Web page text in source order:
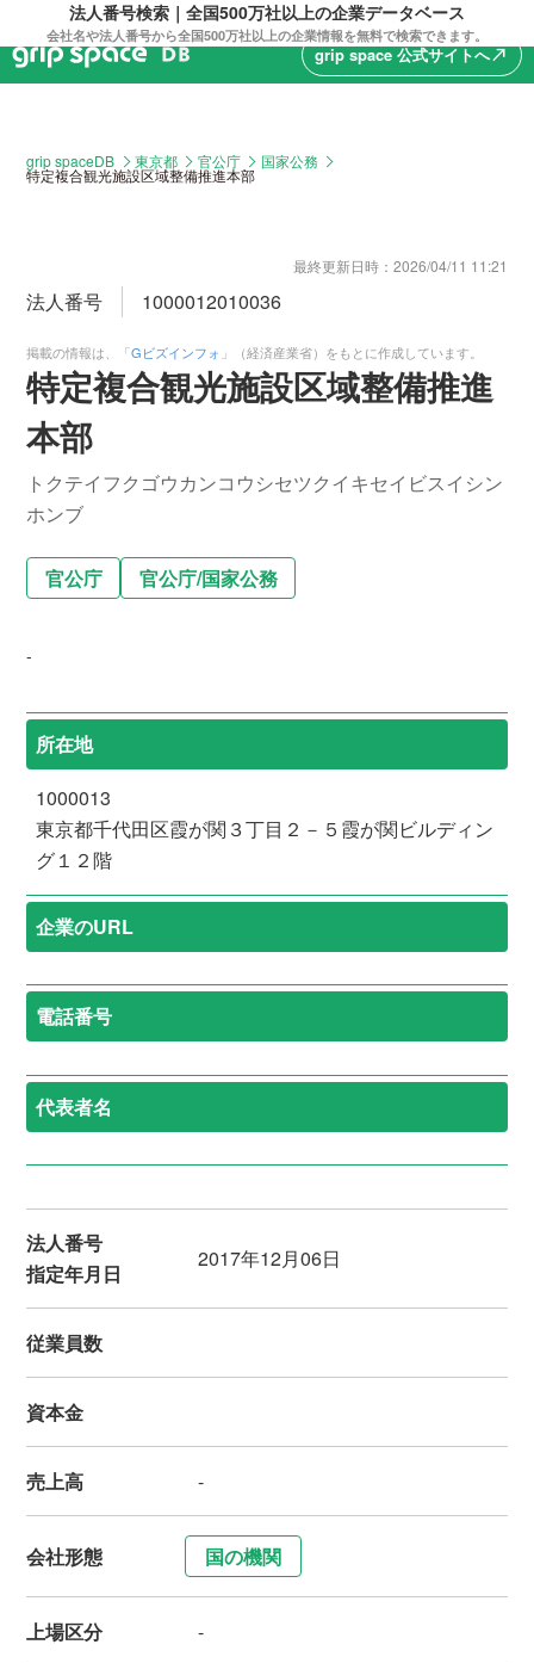
法人番号検索｜全国500万社以上の企業データベース
会社名や法人番号から全国500万社以上の企業情報を無料で検索できます。
grip space 公式サイトへnorth_east
grip spaceDB 東京都 官公庁 国家公務
特定複合観光施設区域整備推進本部
最終更新日時： 2026/04/11 11:21
法人番号 1000012010036
掲載の情報は、「Gビズインフォ 」（経済産業省）をもとに作成しています。
特定複合観光施設区域整備推進
本部
トクテイフクゴウカンコウシセツクイキセイビスイシン
ホンブ
官公庁 官公庁/国家公務
-
所在地
1000013
東京都千代田区霞が関３丁目２－５霞が関ビルディン
グ１２階
企業のURL
電話番号
代表者名
法人番号
指定年月日
2017年12月06日
従業員数
資本金
売上高 -
会社形態 国の機関
上場区分 -